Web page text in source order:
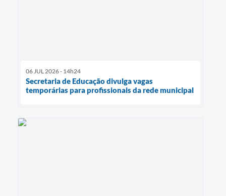
06 JUL 2026 - 14h24
Secretaria de Educação divulga vagas
temporárias para profissionais da rede municipal